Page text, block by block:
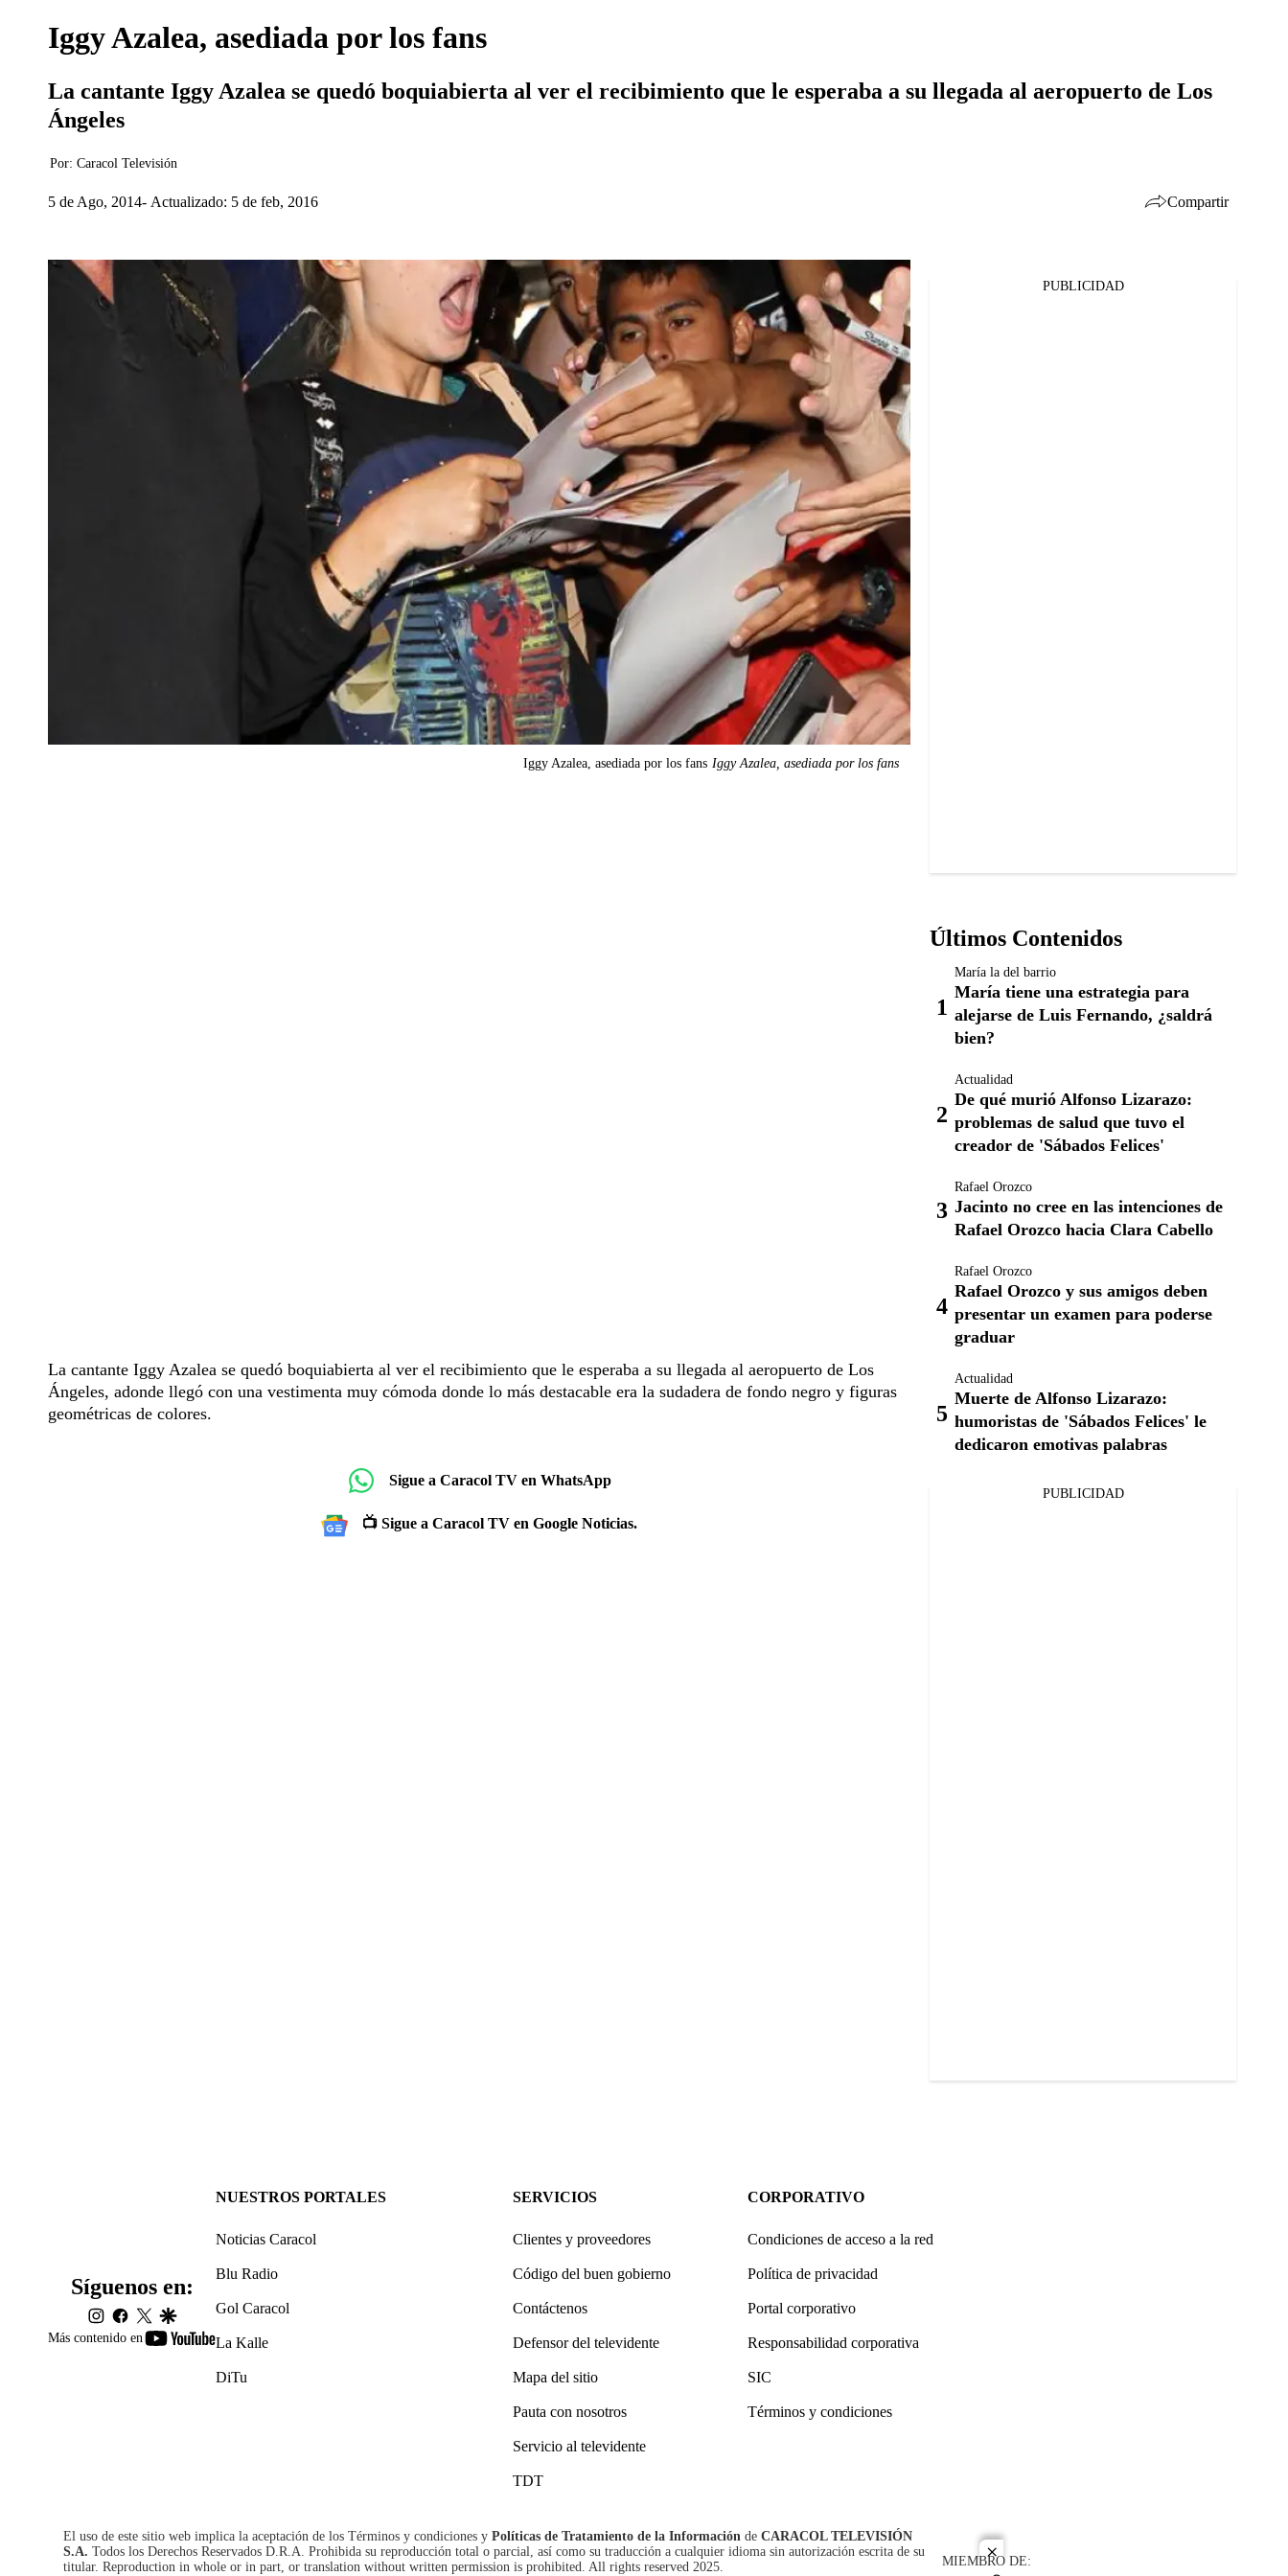
close
Iggy Azalea, asediada por los fans
La cantante Iggy Azalea se quedó boquiabierta al ver el recibimiento que le esperaba a su llegada al aeropuerto de Los
Ángeles
Por: Caracol Televisión
5 de Ago, 2014 Actualizado: 5 de feb, 2016 Compartir
Twitter
Whatsapp
Iggy Azalea, asediada por los fans Iggy Azalea, asediada por los fans
La cantante Iggy Azalea se quedó boquiabierta al ver el recibimiento que le esperaba a su llegada al aeropuerto de Los
Ángeles, adonde llegó con una vestimenta muy cómoda donde lo más destacable era la sudadera de fondo negro y figuras
geométricas de colores.
Sigue a Caracol TV en WhatsApp
📺 Sigue a Caracol TV en Google Noticias.
PUBLICIDAD
Últimos Contenidos
María la del barrio
María tiene una estrategia para
alejarse de Luis Fernando, ¿saldrá
bien?
Actualidad
De qué murió Alfonso Lizarazo:
problemas de salud que tuvo el
creador de 'Sábados Felices'
Rafael Orozco
Jacinto no cree en las intenciones de
Rafael Orozco hacia Clara Cabello
Rafael Orozco
Rafael Orozco y sus amigos deben
presentar un examen para poderse
graduar
Actualidad
Muerte de Alfonso Lizarazo:
humoristas de 'Sábados Felices' le
dedicaron emotivas palabras
PUBLICIDAD
Más contenido en
youtube-
Síguenos en:
instagram
facebook
twittergoogle
NUESTROS PORTALES
Noticias Caracol
Blu Radio
Gol Caracol
La Kalle
DiTu
SERVICIOS
Clientes y proveedores
Código del buen gobierno
Contáctenos
Defensor del televidente
Mapa del sitio
Pauta con nosotros
Servicio al televidente
TDT
CORPORATIVO
Condiciones de acceso a la red
Política de privacidad
Portal corporativo
Responsabilidad corporativa
SIC
Términos y condiciones
El uso de este sitio web implica la aceptación de los Términos y condiciones y Políticas de Tratamiento de la Información de CARACOL TELEVISIÓN
S.A. Todos los Derechos Reservados D.R.A. Prohibida su reproducción total o parcial, así como su traducción a cualquier idioma sin autorización escrita de su
titular. Reproduction in whole or in part, or translation without written permission is prohibited. All rights reserved 2025.
MIEMBRO DE: